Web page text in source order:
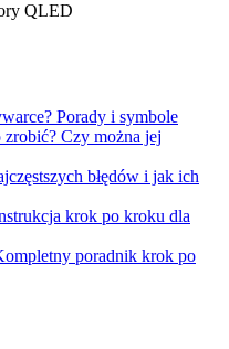
QLED
Porady i symbole
zrobić? Czy można jej
błędów i jak ich
krok po kroku dla
poradnik krok po